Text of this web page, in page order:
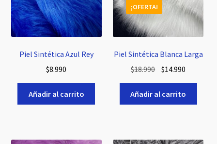
hijo
el
menú
Tapicería
el
hijo
Cordonería
Piel Sintética Azul Rey
$8.990
Añadir al carrito
Piel Sintética Blanca Larga
¡OFERTA!
$18.990 El
original
era:
$14.990
actual
es:
Añadir al carrito